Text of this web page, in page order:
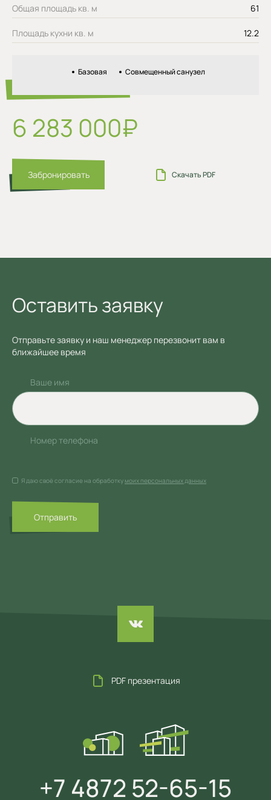
Общая площадь кв. м 61
Площадь кухни кв. м 12.2
Базовая Совмещенный санузел
6 283 000₽
Забронировать Скачать PDF
Оставить заявку
Ваше имя
Номер телефона
Отправить
Я даю своё согласие на обработку моих персональных данных
Отправьте заявку и наш менеджер перезвонит вам в
ближайшее время
PDF презентация
+7 4872 52-65-15